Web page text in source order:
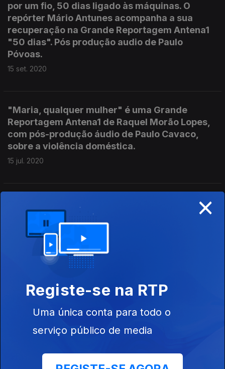
por um fio, 50 dias ligado às máquinas. O
repórter Mário Antunes acompanha a sua
recuperação na Grande Reportagem Antena1
"50 dias". Pós produção audio de Paulo
Póvoas.
15 set. 2020
"Maria, qualquer mulher" é uma Grande
Reportagem Antena1 de Raquel Morão Lopes,
com pós-produção áudio de Paulo Cavaco,
sobre a violência doméstica.
15 jul. 2020
Pobreza, Periferia e Pandemia - é uma Grande
Reportagem de Arlinda Brandão na freguesia
de Santa Clara, em Lisboa, que continua em
Estado de Calamidade e onde convivem
múltiplas realidades: habitação degradada,
bairros sociais e prédios de classe média a
A última bilha de gás: retratos da cultura em
sobrevivência - é uma Grande Reportagem
pandemia no sector da cultura.
×
Registe-se na RTP
Uma única conta para todo o
serviço público de media